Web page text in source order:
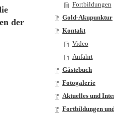
der
Fortbildungen
Gold-Akupunktur
Kontakt
Video
Anfahrt
Gästebuch
Fotogalerie
Aktuelles und
Fortbildungen